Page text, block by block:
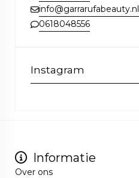
info@garrarufabeauty.nl
0618048556
Instagram
Informatie
Over ons